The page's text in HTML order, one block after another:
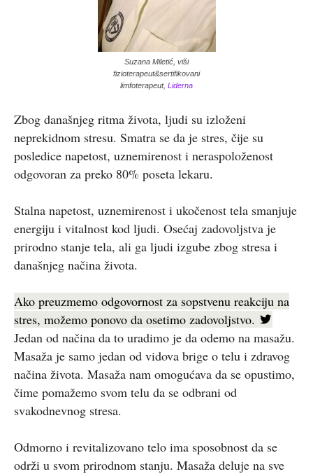
Suzana Miletić, viši
fizioterapeut&sertifikovani
limfoterapeut, Liderna
Zbog današnjeg ritma života, ljudi su izloženi
neprekidnom stresu. Smatra se da je stres, čije su
posledice napetost, uznemirenost i neraspoloženost
odgovoran za preko 80% poseta lekaru.
Stalna napetost, uznemirenost i ukočenost tela smanjuje
energiju i vitalnost kod ljudi. Osećaj zadovoljstva je
prirodno stanje tela, ali ga ljudi izgube zbog stresa i
današnjeg načina života.
Ako preuzmemo odgovornost za sopstvenu reakciju na
stres, možemo ponovo da osetimo zadovoljstvo.
Jedan od načina da to uradimo je da odemo na masažu.
Masaža je samo jedan od vidova brige o telu i zdravog
načina života. Masaža nam omogućava da se opustimo,
čime pomažemo svom telu da se odbrani od
svakodnevnog stresa.
Odmorno i revitalizovano telo ima sposobnost da se
održi u svom prirodnom stanju. Masaža deluje na sve